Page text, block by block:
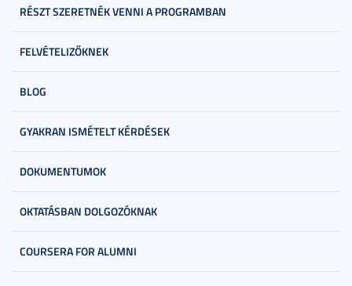
RÉSZT SZERETNÉK VENNI A PROGRAMBAN
FELVÉTELIZŐKNEK
BLOG
GYAKRAN ISMÉTELT KÉRDÉSEK
DOKUMENTUMOK
OKTATÁSBAN DOLGOZÓKNAK
COURSERA FOR ALUMNI